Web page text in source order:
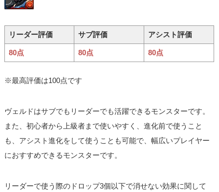
リーダー評価 サブ評価 アシスト評価
80点 80点 80点
※最高評価は100点です
ヴェルドはサブでもリーダーでも活躍できるモンスターです。
また、初心者から上級者まで使いやすく、進化前で使うこと
も、アシスト進化をして使うことも可能で、幅広いプレイヤー
におすすめできるモンスターです。
リーダーで使う際のドロップ3個以下で消せない効果に関して